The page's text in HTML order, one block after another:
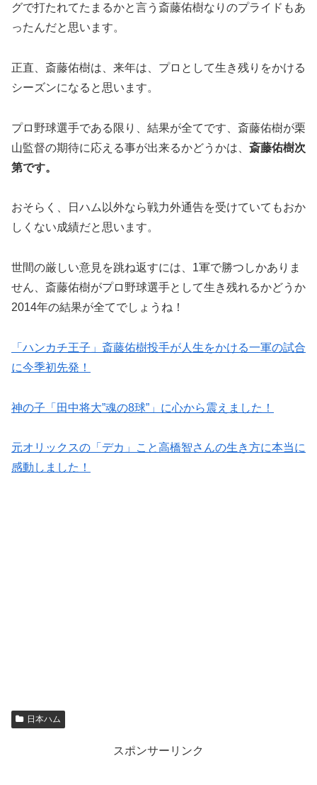
グで打たれてたまるかと言う斎藤佑樹なりのプライドもあ
ったんだと思います。
正直、斎藤佑樹は、来年は、プロとして生き残りをかける
シーズンになると思います。
プロ野球選手である限り、結果が全てです、斎藤佑樹が栗
山監督の期待に応える事が出来るかどうかは、斎藤佑樹次
第です。
おそらく、日ハム以外なら戦力外通告を受けていてもおか
しくない成績だと思います。
世間の厳しい意見を跳ね返すには、1軍で勝つしかありま
せん、斎藤佑樹がプロ野球選手として生き残れるかどうか
2014年の結果が全てでしょうね！
「ハンカチ王子」斎藤佑樹投手が人生をかける一軍の試合
に今季初先発！
神の子「田中将大”魂の8球”」に心から震えました！
元オリックスの「デカ」こと高橋智さんの生き方に本当に
感動しました！
日本ハム
スポンサーリンク